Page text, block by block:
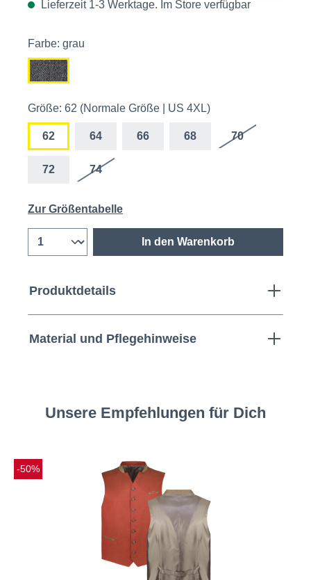
Lieferzeit 1-3 Werktage. Im Store verfügbar
Farbe: grau
Größe: 62 (Normale Größe | US 4XL)
62 64 66 68 70
72 74
Zur Größentabelle
In den Warenkorb
Produktdetails
Material und Pflegehinweise
Unsere Empfehlungen für Dich
-50%